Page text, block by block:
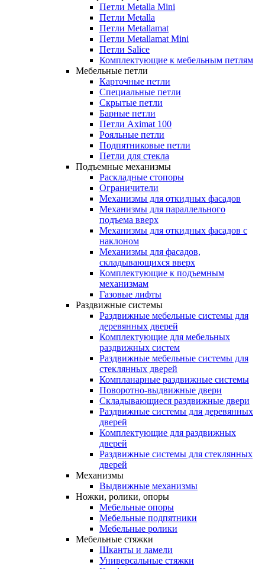
Петли Metalla Mini
Петли Metalla
Петли Metallamat
Петли Metallamat Mini
Петли Salice
Комплектующие к мебельным петлям
Мебельные петли
Карточные петли
Специальные петли
Скрытые петли
Барные петли
Петли Aximat 100
Рояльные петли
Подпятниковые петли
Петли для стекла
Подъемные механизмы
Раскладные стопоры
Ограничители
Механизмы для откидных фасадов
Механизмы для параллельного
подъема вверх
Механизмы для откидных фасадов с
наклоном
Механизмы для фасадов,
складывающихся вверх
Комплектующие к подъемным
механизмам
Газовые лифты
Раздвижные системы
Раздвижные мебельные системы для
деревянных дверей
Комплектующие для мебельных
раздвижных систем
Раздвижные мебельные системы для
стеклянных дверей
Компланарные раздвижные системы
Поворотно-выдвижные двери
Складывающиеся раздвижные двери
Раздвижные системы для деревянных
дверей
Комплектующие для раздвижных
дверей
Раздвижные системы для стеклянных
дверей
Механизмы
Выдвижные механизмы
Ножки, ролики, опоры
Мебельные опоры
Мебельные подпятники
Мебельные ролики
Мебельные стяжки
Шканты и ламели
Универсальные стяжки